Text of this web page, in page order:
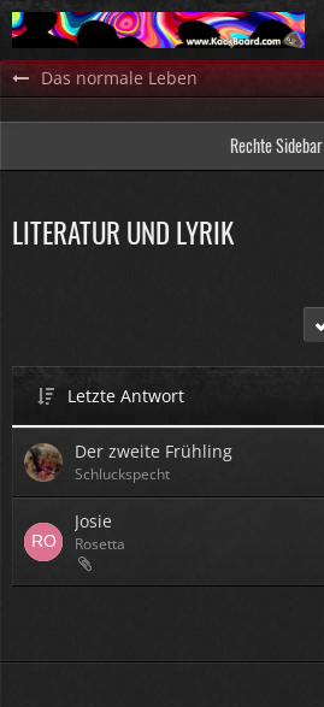
Das normale Leben
LITERATUR UND LYRIK
Letzte Antwort
Der zweite Frühling
Schluckspecht
Josie
Rosetta
Rechte Sidebar